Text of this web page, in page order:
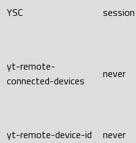
YSC session
yt-remote-
connected-devices
never
yt-remote-device-id never